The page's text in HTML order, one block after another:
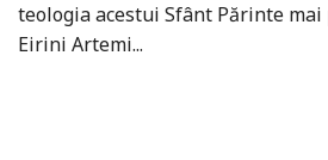
teologia acestui Sfânt Părinte
Eirini Artemi...